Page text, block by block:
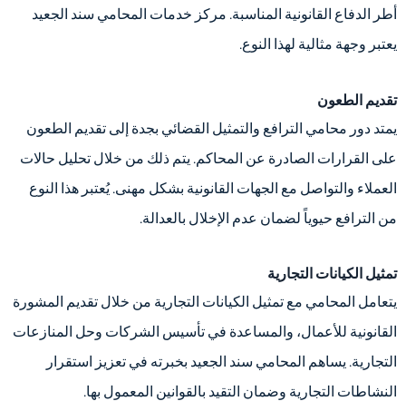
أطر الدفاع القانونية المناسبة. مركز خدمات المحامي سند الجعيد
يعتبر وجهة مثالية لهذا النوع.
تقديم الطعون
يمتد دور محامي الترافع والتمثيل القضائي بجدة إلى تقديم الطعون
على القرارات الصادرة عن المحاكم. يتم ذلك من خلال تحليل حالات
العملاء والتواصل مع الجهات القانونية بشكل مهنى. يُعتبر هذا النوع
من الترافع حيوياً لضمان عدم الإخلال بالعدالة.
تمثيل الكيانات التجارية
يتعامل المحامي مع تمثيل الكيانات التجارية من خلال تقديم المشورة
القانونية للأعمال، والمساعدة في تأسيس الشركات وحل المنازعات
التجارية. يساهم المحامي سند الجعيد بخبرته في تعزيز استقرار
النشاطات التجارية وضمان التقيد بالقوانين المعمول بها.